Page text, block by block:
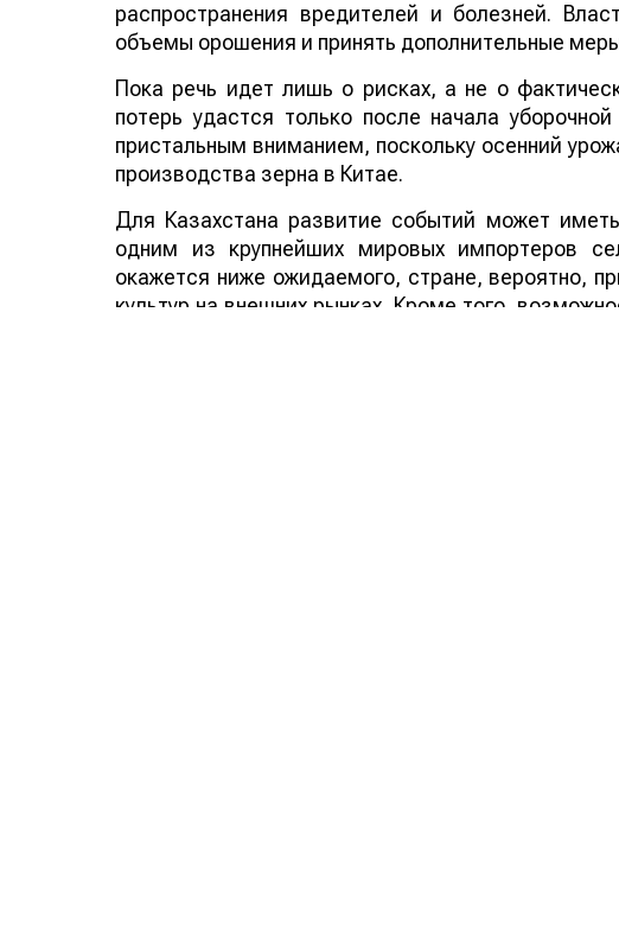
распространения вредителей и болезней.
объемы орошения и принять дополнительные
Пока речь идет лишь о рисках, а не о
потерь удастся только после начала
пристальным вниманием, поскольку осенний
производства зерна в Китае.
Для Казахстана развитие событий может
одним из крупнейших мировых импортеров
окажется ниже ожидаемого, стране, вероятно,
культур на внешних рынках. Кроме того,